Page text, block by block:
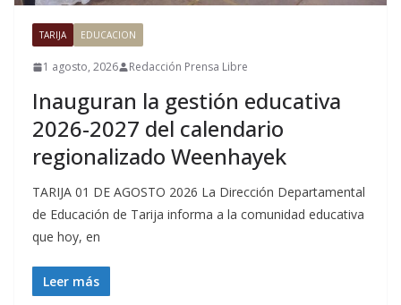
TARIJA EDUCACION
1 agosto, 2026 Redacción Prensa Libre
Inauguran la gestión educativa
2026-2027 del calendario
regionalizado Weenhayek
TARIJA 01 DE AGOSTO 2026 La Dirección Departamental
de Educación de Tarija informa a la comunidad educativa
que hoy, en
Leer más